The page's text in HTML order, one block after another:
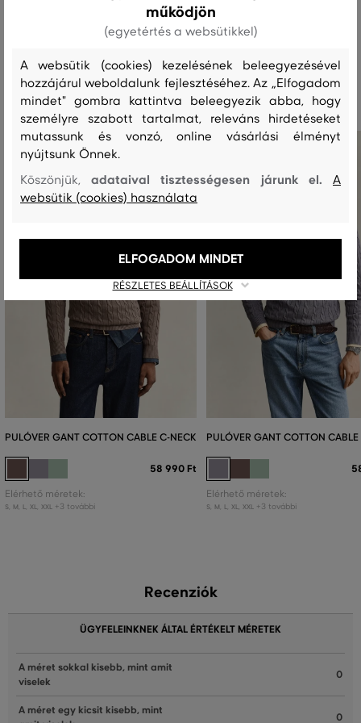
Ajánlott termékek
PULÓVER GANT COTTON CABLE C-NECK
58 990 Ft
Elérhető méretek:
S M L XL XXL +3 további
PULÓVER GANT COTTON CABLE
Elérhető méretek:
S M L XL XXL +3 további
Recenziók
ÜGYFELEINKNEK ÁLTAL ÉRTÉKELT MÉRETEK
A méret sokkal kisebb, mint amit
viselek
0
A méret egy kicsit kisebb, mint
0
működjön
(egyetértés a websütikkel)
A websütik (cookies) kezelésének beleegyezésével
hozzájárul weboldalunk fejlesztéséhez. Az „Elfogadom
mindet" gombra kattintva beleegyezik abba, hogy
személyre szabott tartalmat, releváns hirdetéseket
mutassunk és vonzó, online vásárlási élményt
nyújtsunk Önnek.
Köszönjük,adataival tisztességesen járunk el.A
websütik (cookies) használata
RÉSZLETES BEÁLLÍTÁSOK
ELFOGADOM MINDET